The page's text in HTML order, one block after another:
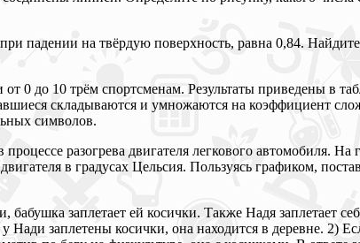
падении на твёрдую поверхность, равна 0,84.
0 до 10 трём спортсменам. Результаты приведены в
складываются и умножаются на коэффициент
символов.
разогрева двигателя легкового автомобиля.
в градусах Цельсия. Пользуясь графиком,
заплетает ей косички. Также Надя заплетает
заплетены косички, она находится в деревне. 2)